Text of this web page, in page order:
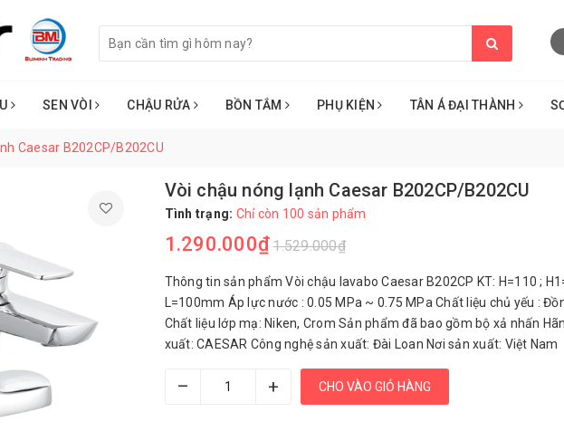
SEN VÒI CHẬU RỬA BỒN TẮM PHỤ KIỆN TÂN Á ĐẠI THÀNH
Caesar B202CP/B202CU
Vòi chậu nóng lạnh Caesar B202CP/B202CU
Tình trạng: Chỉ còn 100 sản phẩm
1.290.000₫1.529.000₫
Thông tin sản phẩm Vòi chậu lavabo Caesar B202CP KT: H=110 ;
L=100mm Áp lực nước : 0.05 MPa ~ 0.75 MPa Chất liệu chủ yếu :
Chất liệu lớp mạ: Niken, Crom Sản phẩm đã bao gồm bộ xả nhấn
xuất: CAESAR Công nghệ sản xuất: Đài Loan Nơi sản xuất: Việt Nam
– + CHO VÀO GIỎ HÀNG